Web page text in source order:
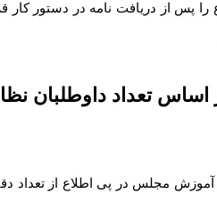
دریافت نامه در دستور کار قرار
کنکور 1400 بر اساس تعداد داوطلبان نظام
مجلس در پی اطلاع از تعداد دقیق